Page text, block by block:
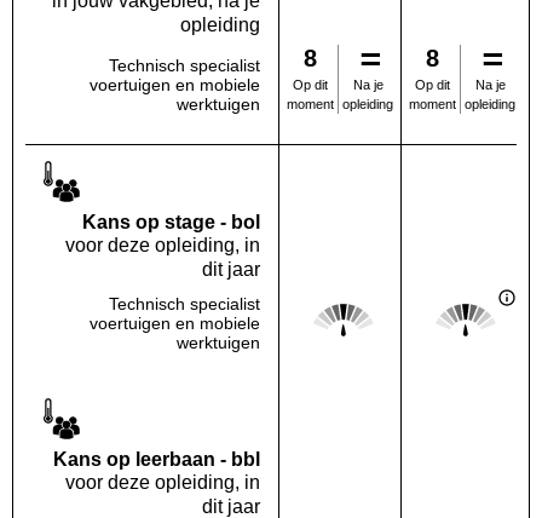
opleiding
Technisch specialist
voertuigen en mobiele
werktuigen
8
Op dit
moment
Na je
opleiding
8
Op dit
moment
Na je
opleiding
Kans op stage - bol
voor deze opleiding, in
dit jaar
Technisch specialist
voertuigen en mobiele
werktuigen
Deze regio:
Score: 3 van 5
Landelijk
Score: 3 van
Kans op leerbaan - bbl
voor deze opleiding, in
dit jaar